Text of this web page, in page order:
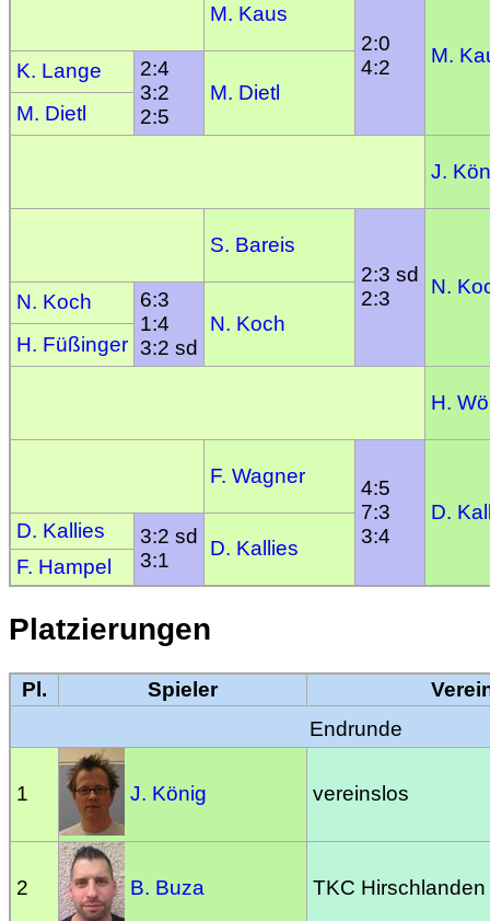
M. Kaus
2:0
4:2
M.
K. Lange
2:4
3:2
2:5
M. Dietl
M. Dietl
J.
S. Bareis
2:3 sd
2:3
N.
N. Koch
6:3
1:4
3:2 sd
N. Koch
H. Füßinger
H.
F. Wagner
4:5
7:3
3:4
D.
D. Kallies
3:2 sd
3:1
D. Kallies
F. Hampel
Platzierungen
Pl. Spieler
Endrunde
1 J. König vereinslos
2 B. Buza TKC Hirschlanden